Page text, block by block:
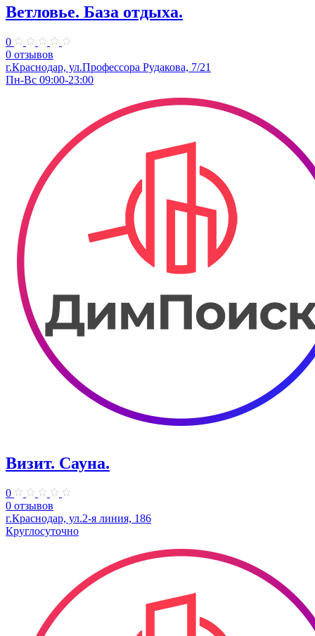
Ветловье. База отдыха.
0
0 отзывов
г.Краснодар, ул.Профессора Рудакова, 7/21
Пн-Вс 09:00-23:00
Визит. Сауна.
0
0 отзывов
г.Краснодар, ул.2-я линия, 186
Круглосуточно